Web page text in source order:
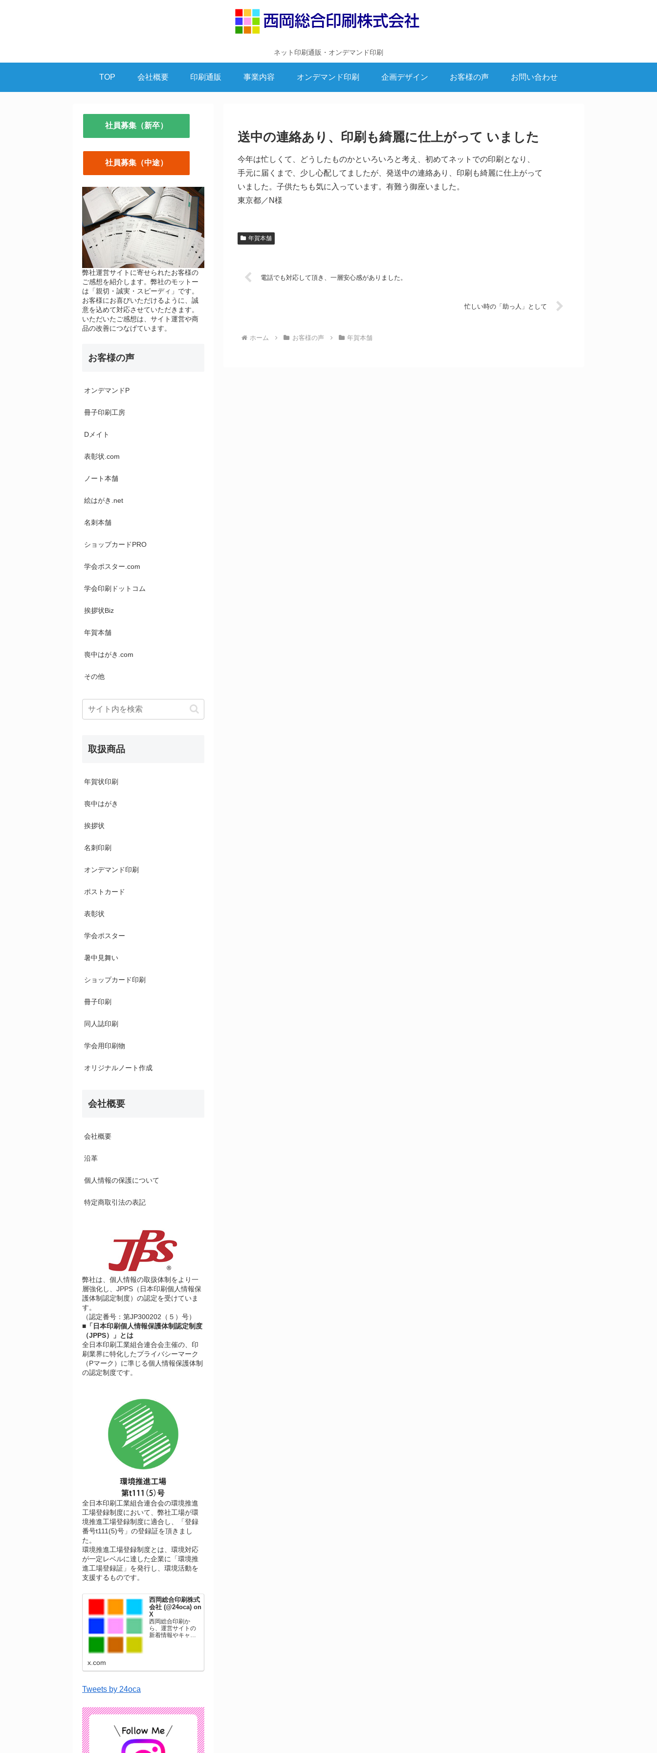
ネット印刷通販・オンデマンド印刷
TOP 会社概要 印刷通販 事業内容 オンデマンド印刷 企画デザイン お客様の声 お問い合わせ
送中の連絡あり、印刷も綺麗に仕上がって いました
今年は忙しくて、どうしたものかといろいろと考え、初めてネットでの印刷となり、
手元に届くまで、少し心配してましたが、発送中の連絡あり、印刷も綺麗に仕上がって
いました。子供たちも気に入っています。有難う御座いました。
東京都／N様
年賀本舗
電話でも対応して頂き、一層安心感がありました。
忙しい時の「助っ人」として
ホーム お客様の声 年賀本舗
社員募集（新卒）
社員募集（中途）
弊社運営サイトに寄せられたお客様の
ご感想を紹介します。弊社のモットー
は「親切・誠実・スピーディ」です。
お客様にお喜びいただけるように、誠
意を込めて対応させていただきます。
いただいたご感想は、サイト運営や商
品の改善につなげています。
お客様の声
オンデマンドP
冊子印刷工房
Dメイト
表彰状.com
ノート本舗
絵はがき.net
名刺本舗
ショップカードPRO
学会ポスター.com
学会印刷ドットコム
挨拶状Biz
年賀本舗
喪中はがき.com
その他
取扱商品
年賀状印刷
喪中はがき
挨拶状
名刺印刷
オンデマンド印刷
ポストカード
表彰状
学会ポスター
暑中見舞い
ショップカード印刷
冊子印刷
同人誌印刷
学会用印刷物
オリジナルノート作成
会社概要
会社概要
沿革
個人情報の保護について
特定商取引法の表記
弊社は、個人情報の取扱体制をより一
層強化し、JPPS（日本印刷個人情報保
護体制認定制度）の認定を受けていま
す。
（認定番号：第JP300202（５）号）
■「日本印刷個人情報保護体制認定制度
（JPPS）」とは
全日本印刷工業組合連合会主催の、印
刷業界に特化したプライバシーマーク
（Pマーク）に準じる個人情報保護体制
の認定制度です。
全日本印刷工業組合連合会の環境推進
工場登録制度において、弊社工場が環
境推進工場登録制度に適合し、「登録
番号t111(5)号」の登録証を頂きまし
た。
環境推進工場登録制度とは、環境対応
が一定レベルに達した企業に「環境推
進工場登録証」を発行し、環境活動を
支援するものです。
西岡総合印刷株式
会社 (@24oca) on
X
西岡総合印刷か
ら、運営サイトの
新着情報やキャン
ています。
x.com
Tweets by 24oca